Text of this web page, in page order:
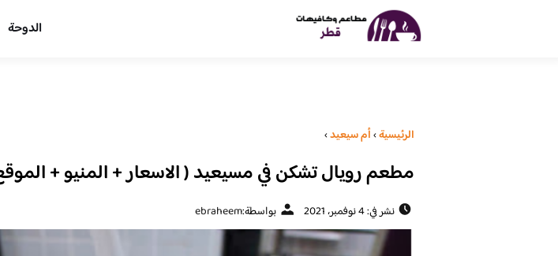
الدوحة
الرئيسية›أم سيعيد›
مطعم رويال تشكن في مسيعيد ( الاسعار + المنيو +
نشر في: 4 نوفمبر، 2021 بواسطة:ebraheem